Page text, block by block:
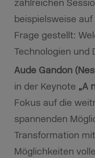
zahlreichen
beispielsweise
Frage gestellt:
Technologien und
Aude Gandon
in der Keynote „A
Fokus auf die
spannenden
Transformation
Möglichkeiten